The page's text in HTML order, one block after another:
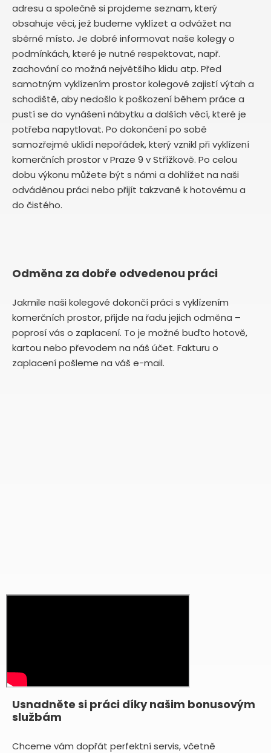
adresu a společně si projdeme seznam, který
obsahuje věci, jež budeme vyklízet a odvážet na
sběrné místo. Je dobré informovat naše kolegy o
podmínkách, které je nutné respektovat, např.
zachování co možná největšího klidu atp. Před
samotným vyklízením prostor kolegové zajistí výtah a
schodiště, aby nedošlo k poškození během práce a
pustí se do vynášení nábytku a dalších věcí, které je
potřeba napytlovat. Po dokončení po sobě
samozřejmě uklidí nepořádek, který vznikl při vyklízení
komerčních prostor v Praze 9 v Střížkově. Po celou
dobu výkonu můžete být s námi a dohlížet na naši
odváděnou práci nebo přijít takzvaně k hotovému a
do čistého.
Odměna za dobře odvedenou práci
Jakmile naši kolegové dokončí práci s vyklízením
komerčních prostor, přijde na řadu jejich odměna –
poprosí vás o zaplacení. To je možné buďto hotově,
kartou nebo převodem na náš účet. Fakturu o
zaplacení pošleme na váš e-mail.
Usnadněte si práci díky našim bonusovým
službám
Chceme vám dopřát perfektní servis, včetně